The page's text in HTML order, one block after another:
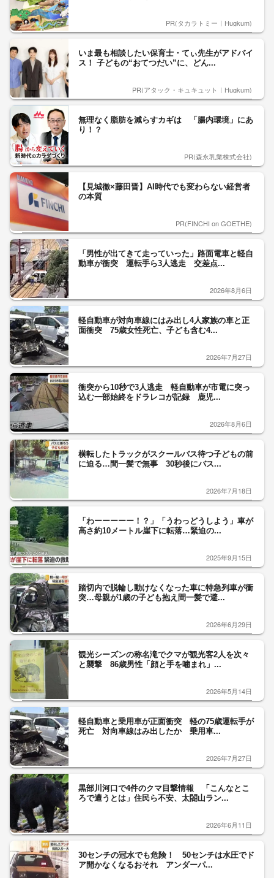
PR(タカラトミー｜Hugkum)
いま最も相談したい保育士・てぃ先生がアドバイ
ス！ 子どもの“おてつだい”に、どん...
PR(アタック・キュキュット｜Hugkum)
無理なく脂肪を減らすカギは 「腸内環境」にあ
り！？
PR(森永乳業株式会社)
【見城徹×藤田晋】AI時代でも変わらない経営者
の本質
PR(FINCHI on GOETHE)
「男性が出てきて走っていった」路面電車と軽自
動車が衝突 運転手ら3人逃走 交差点...
2026年8月6日
軽自動車が対向車線にはみ出し4人家族の車と正
面衝突 75歳女性死亡、子ども含む4...
2026年7月27日
衝突から10秒で3人逃走 軽自動車が市電に突っ
込む一部始終をドラレコが記録 鹿児...
2026年8月6日
横転したトラックがスクールバス待つ子どもの前
に迫る…間一髪で無事 30秒後にバス...
2026年7月18日
「わーーーーー！？」「うわっどうしよう」車が
高さ約10メートル崖下に転落…緊迫の...
2025年9月15日
踏切内で脱輪し動けなくなった車に特急列車が衝
突…母親が1歳の子ども抱え間一髪で避...
2026年6月29日
観光シーズンの称名滝でクマが観光客2人を次々
と襲撃 86歳男性「顔と手を噛まれ」...
2026年5月14日
軽自動車と乗用車が正面衝突 軽の75歳運転手が
死亡 対向車線はみ出したか 乗用車...
2026年7月27日
黒部川河口で4件のクマ目撃情報 「こんなとこ
ろで遭うとは」住民ら不安、太閤山ラン...
2026年6月11日
30センチの冠水でも危険！ 50センチは水圧でド
ア開かなくなるおそれ アンダーパ...